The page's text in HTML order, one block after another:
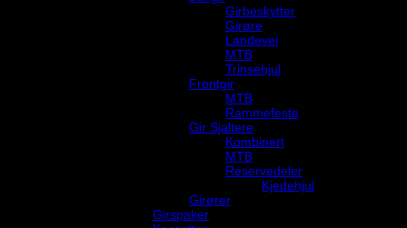
Girbeskytter
Girøre
Landevei
MTB
Trinsehjul
Frontgir
MTB
Rammefeste
Gir Sjaltere
Kombinert
MTB
Reservedeler
Kjedehjul
Girører
Girspaker